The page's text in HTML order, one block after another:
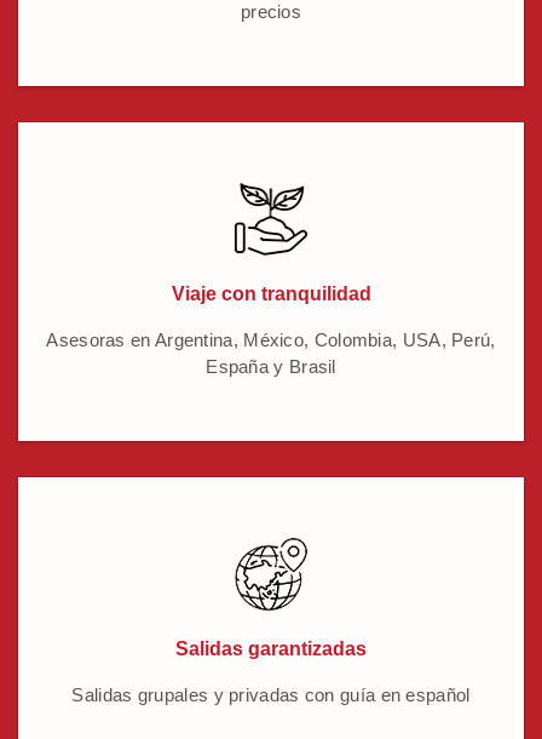
precios
Viaje con tranquilidad
Asesoras en Argentina, México, Colombia, USA, Perú,
España y Brasil
Salidas garantizadas
Salidas grupales y privadas con guía en español